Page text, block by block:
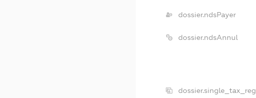
dossier.ndsPayer
dossier.ndsAnnul
dossier.single_tax_reg